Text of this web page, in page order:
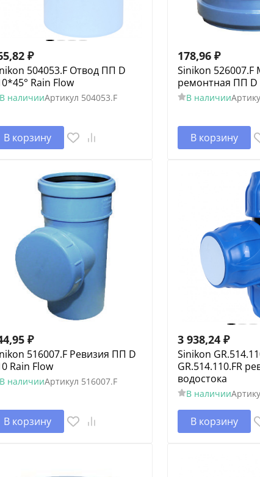
₽
504053.F Отвод ПП D
Rain Flow
наличииАртикул 504053.F
В корзину
178,96 ₽
Sinikon 526007.F
ремонтная ПП D
В наличии
В корзину
₽
516007.F Ревизия ПП D
Rain Flow
наличииАртикул 516007.F
В корзину
3 938,24 ₽
Sinikon
GR.514.110.FR
водостока
В наличии
В корзину